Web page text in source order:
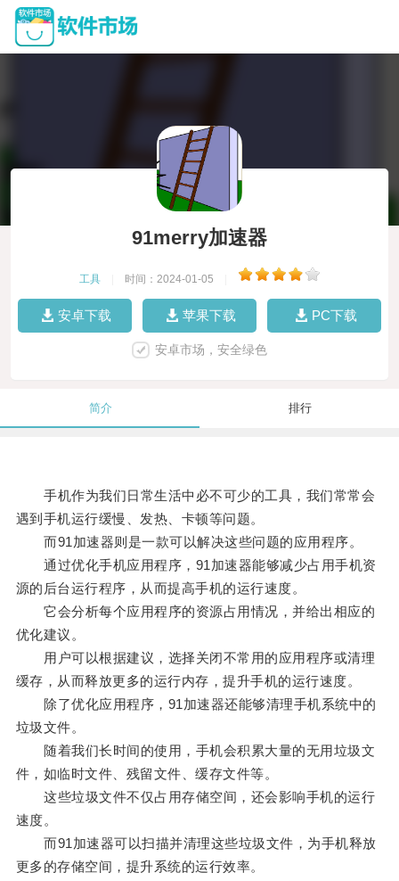
91merry加速器
工具 时间：2024-01-05
安卓下载 苹果下载 PC下载
安卓市场，安全绿色
简介 排行
手机作为我们日常生活中必不可少的工具，我们常常会
遇到手机运行缓慢、发热、卡顿等问题。
而91加速器则是一款可以解决这些问题的应用程序。
通过优化手机应用程序，91加速器能够减少占用手机资
源的后台运行程序，从而提高手机的运行速度。
它会分析每个应用程序的资源占用情况，并给出相应的
优化建议。
用户可以根据建议，选择关闭不常用的应用程序或清理
缓存，从而释放更多的运行内存，提升手机的运行速度。
除了优化应用程序，91加速器还能够清理手机系统中的
垃圾文件。
随着我们长时间的使用，手机会积累大量的无用垃圾文
件，如临时文件、残留文件、缓存文件等。
这些垃圾文件不仅占用存储空间，还会影响手机的运行
速度。
而91加速器可以扫描并清理这些垃圾文件，为手机释放
更多的存储空间，提升系统的运行效率。